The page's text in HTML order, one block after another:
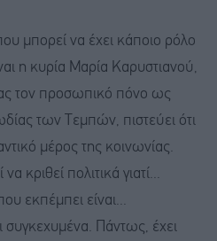
μπορεί να έχει κάποιο ρόλο
η κυρία Μαρία Καρυστιανού,
τον προσωπικό πόνο ως
των Τεμπών, πιστεύει ότι
μέρος της κοινωνίας.
κριθεί πολιτικά γιατί...
εκπέμπει είναι...
συγκεχυμένα. Πάντως, έχει